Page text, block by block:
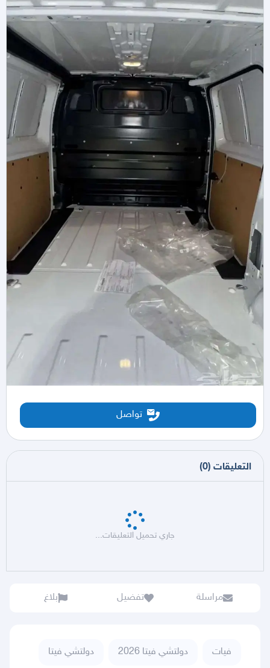
تواصل
التعليقات (
0
)
جاري تحميل التعليقات...
مراسلة تفضيل بلاغ
فيات دولتشي فيتا 2026 دولتشي فيتا